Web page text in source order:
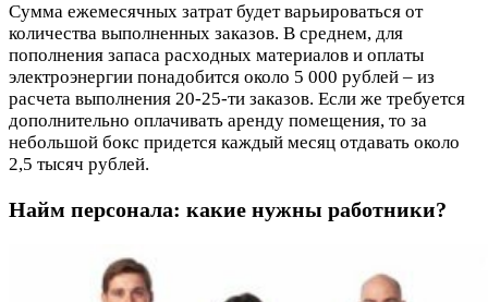
Сумма ежемесячных затрат будет варьироваться от
количества выполненных заказов. В среднем, для
пополнения запаса расходных материалов и оплаты
электроэнергии понадобится около 5 000 рублей – из
расчета выполнения 20-25-ти заказов. Если же требуется
дополнительно оплачивать аренду помещения, то за
небольшой бокс придется каждый месяц отдавать около
2,5 тысяч рублей.
Найм персонала: какие нужны работники?